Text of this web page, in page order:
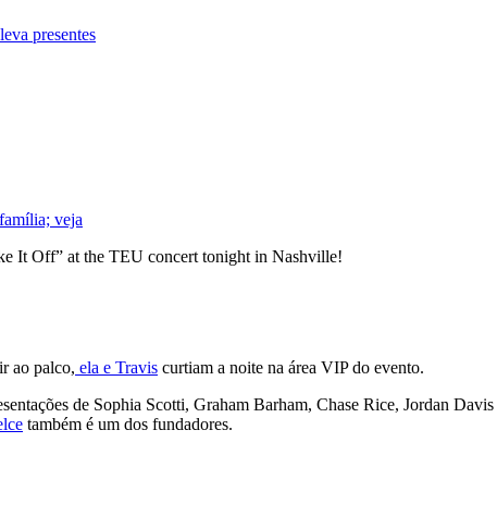
presentes
veja
It Off” at the TEU concert tonight in Nashville!
ao palco, ela e Travis curtiam a noite na área VIP do evento.
de Sophia Scotti, Graham Barham, Chase Rice, Jordan
também é um dos fundadores.